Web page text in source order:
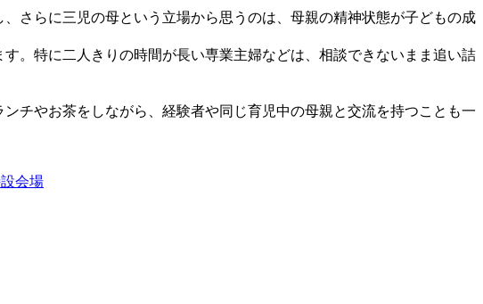
さらに三児の母という立場から思うのは、母親の精神状態が子どもの成
。特に二人きりの時間が長い専業主婦などは、相談できないまま追い詰
チやお茶をしながら、経験者や同じ育児中の母親と交流を持つことも一
会場